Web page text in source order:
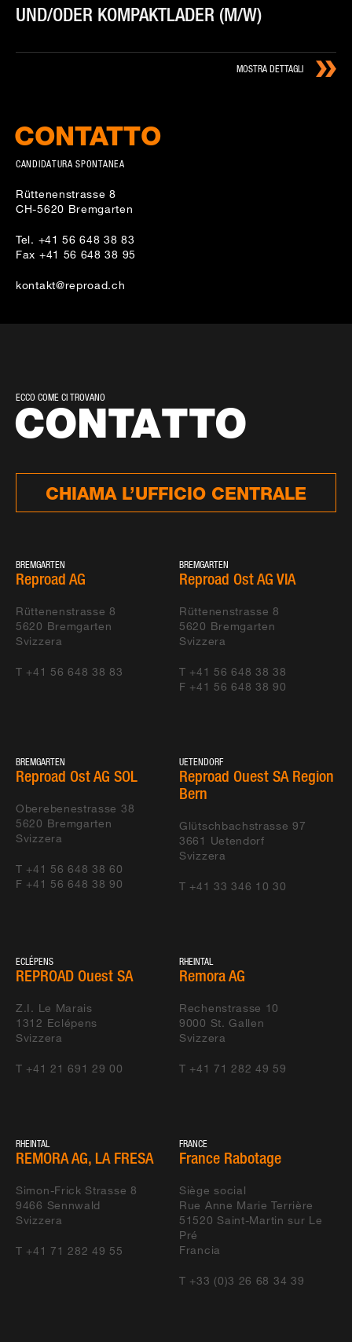
UND/ODER KOM­PAK­TLA­DER (M/W)
MOSTRA DETTAGLI
CONTATTO
CANDIDATURA SPONTANEA
Rüttenenstrasse 8
CH-5620 Bremgarten
Tel. +41 56 648 38 83
Fax +41 56 648 38 95
kontakt@reproad.ch
ECCO COME CI TROVANO
CONTATTO
CHIAMA L’UFFICIO CENTRALE
BREMGARTEN
Reproad AG
Rüttenenstrasse 8
5620 Bremgarten
Svizzera
T +41 56 648 38 83
BREMGARTEN
Reproad Ost AG VIA
Rüttenenstrasse 8
5620 Bremgarten
Svizzera
T +41 56 648 38 38
F +41 56 648 38 90
BREMGARTEN
Reproad Ost AG SOL
Oberebenestrasse 38
5620 Bremgarten
Svizzera
T +41 56 648 38 60
F +41 56 648 38 90
UETENDORF
Reproad Ouest SA Region
Bern
Glütschbachstrasse 97
3661 Uetendorf
Svizzera
T +41 33 346 10 30
ECLÉPENS
REPROAD Ouest SA
Z.I. Le Marais
1312 Eclépens
Svizzera
T +41 21 691 29 00
RHEINTAL
Remora AG
Rechenstrasse 10
9000 St. Gallen
Svizzera
T +41 71 282 49 59
RHEINTAL
REMORA AG, LA FRESA
Simon-Frick Strasse 8
9466 Sennwald
Svizzera
T +41 71 282 49 55
FRANCE
France Rabotage
Siège social
Rue Anne Marie Terrière
51520 Saint-Martin sur Le
Pré
Francia
T +33 (0)3 26 68 34 39